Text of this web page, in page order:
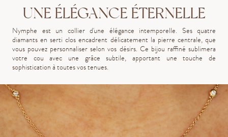
UNE ÉLÉGANCE ÉTERNELLE
Nymphe est un collier d'une élégance intemporelle. Ses quatre
diamants en serti clos encadrent délicatement la pierre centrale, que
vous pouvez personnaliser selon vos désirs. Ce bijou raffiné sublimera
votre cou avec une grâce subtile, apportant une touche de
sophistication à toutes vos tenues.